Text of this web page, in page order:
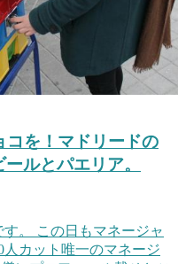
コを！マドリードの
ルとパエリア。
。 この日もマネージャ
カット唯一のマネージ